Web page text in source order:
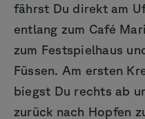
fährst Du direkt am
entlang zum Café
zum Festspielhaus
Füssen. Am ersten
biegst Du rechts ab
zurück nach Hopfen